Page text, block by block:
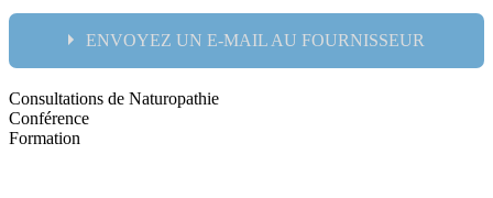
ENVOYEZ UN E-MAIL AU FOURNISSEUR
Nom:
email:
Consultations de Naturopathie
Conférence
Formation